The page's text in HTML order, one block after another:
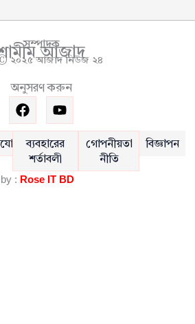
সম্পাদকআজাদ
© ২০২৫ আজাদ নিউজ ২৪
অনুসরণ করুন
F
a
c
e
b
o
o
Y
o
u
t
u
b
e
ব্যবহারের
শর্তাবলী
গোপনীয়তা
নীতি
বিজ্ঞাপন
: Rose IT BD